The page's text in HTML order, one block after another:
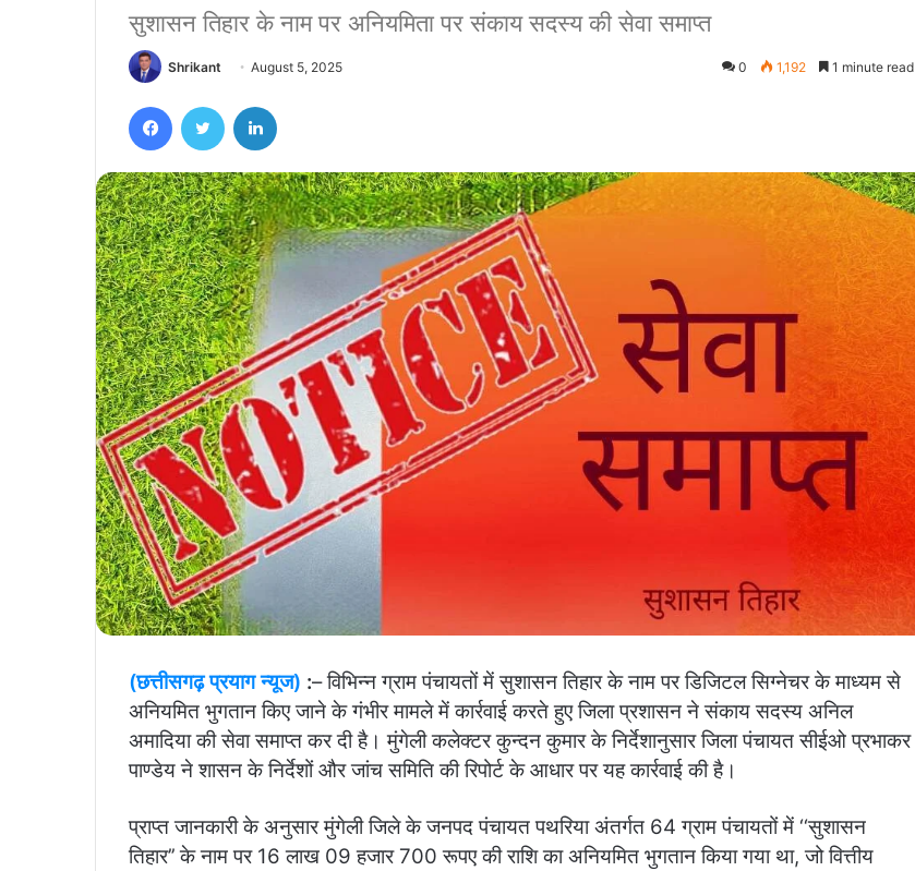
सुशासन तिहार के नाम पर अनियमिता पर संकाय सदस्य की सेवा समाप्त
Shrikant August 5, 2025 0 1,192 1 minute read
(छत्तीसगढ़ प्रयाग न्यूज) :– विभिन्न ग्राम पंचायतों में सुशासन तिहार के नाम पर डिजिटल सिग्नेचर के माध्यम से
अनियमित भुगतान किए जाने के गंभीर मामले में कार्रवाई करते हुए जिला प्रशासन ने संकाय सदस्य अनिल
अमादिया की सेवा समाप्त कर दी है। मुंगेली कलेक्टर कुन्दन कुमार के निर्देशानुसार जिला पंचायत सीईओ प्रभाकर
पाण्डेय ने शासन के निर्देशों और जांच समिति की रिपोर्ट के आधार पर यह कार्रवाई की है।
प्राप्त जानकारी के अनुसार मुंगेली जिले के जनपद पंचायत पथरिया अंतर्गत 64 ग्राम पंचायतों में ‘‘सुशासन
तिहार’’ के नाम पर 16 लाख 09 हजार 700 रूपए की राशि का अनियमित भुगतान किया गया था, जो वित्तीय